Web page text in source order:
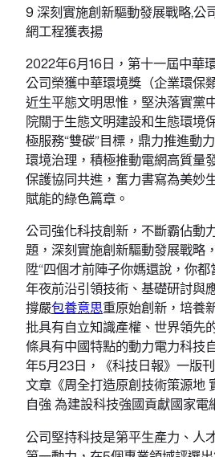
9 深刻實施創新驅動發展戰略,公
網工程獲表揚
2022年6月16日，第十一屆中華
公司榮獲中華環境獎（企業環保
近生平態文明思惟，堅決落實黨
院關于生態文明建設和生態環境
極服務“雙碳”目標，鼎力推進動
環境治理，積極推動電網高質量
保護協同共進，奮力書寫為美妙
賦能的綠色篇章。
公司強化科技創新，不斷霸佔動
題，深刻實施創新驅動發展戰略
陞“四個才前陣子你媽還說，你
年夜前沿引領技術、基礎研討與
撐嚴包養意思重原始創新，培養
批具有自立知識產權、世界領先
條具有中國特點的動力電力科技
年5月23日，《科技日報》一版
文章《周全打造原創技術策源地
自強 為建設科技強國貢獻國家電
公司堅持科技是第平生產力、人